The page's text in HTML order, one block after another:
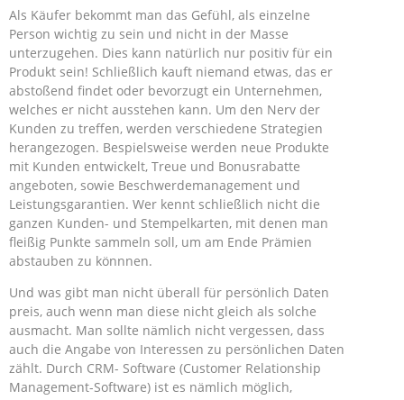
Als Käufer bekommt man das Gefühl, als einzelne
Person wichtig zu sein und nicht in der Masse
unterzugehen. Dies kann natürlich nur positiv für ein
Produkt sein! Schließlich kauft niemand etwas, das er
abstoßend findet oder bevorzugt ein Unternehmen,
welches er nicht ausstehen kann. Um den Nerv der
Kunden zu treffen, werden verschiedene Strategien
herangezogen. Bespielsweise werden neue Produkte
mit Kunden entwickelt, Treue und Bonusrabatte
angeboten, sowie Beschwerdemanagement und
Leistungsgarantien. Wer kennt schließlich nicht die
ganzen Kunden- und Stempelkarten, mit denen man
fleißig Punkte sammeln soll, um am Ende Prämien
abstauben zu könnnen.
Und was gibt man nicht überall für persönlich Daten
preis, auch wenn man diese nicht gleich als solche
ausmacht. Man sollte nämlich nicht vergessen, dass
auch die Angabe von Interessen zu persönlichen Daten
zählt. Durch CRM- Software (Customer Relationship
Management-Software) ist es nämlich möglich,